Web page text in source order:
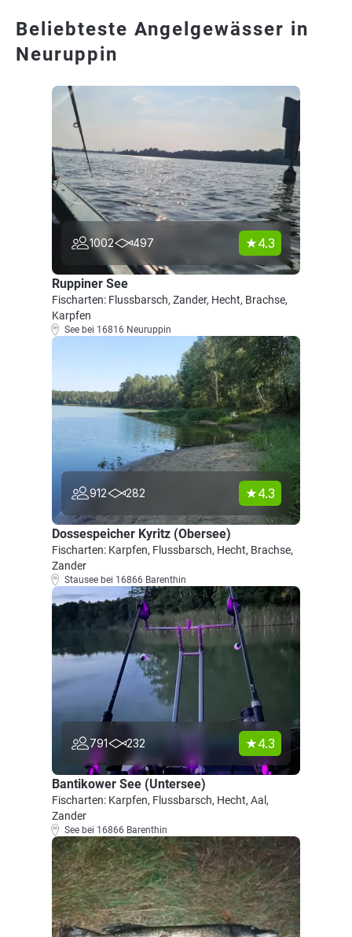
Beliebteste Angelgewässer in
Neuruppin
1002 497 4.3
Ruppiner See
Fischarten: Flussbarsch, Zander, Hecht, Brachse,
Karpfen
See bei 16816 Neuruppin
912 282 4.3
Dossespeicher Kyritz (Obersee)
Fischarten: Karpfen, Flussbarsch, Hecht, Brachse,
Zander
Stausee bei 16866 Barenthin
791 232 4.3
Bantikower See (Untersee)
Fischarten: Karpfen, Flussbarsch, Hecht, Aal,
Zander
See bei 16866 Barenthin